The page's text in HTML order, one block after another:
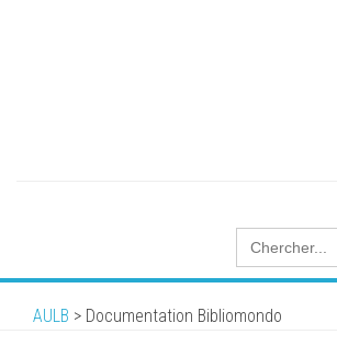
Search
for:
AULB > Documentation Bibliomondo